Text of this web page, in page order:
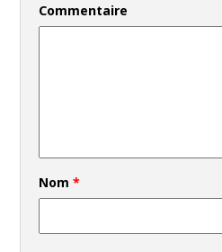
Commentaire
Nom *